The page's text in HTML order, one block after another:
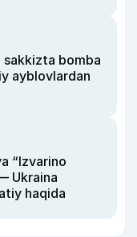
sakkizta bomba
ayblovlardan
“Izvarino
Ukraina
haqida